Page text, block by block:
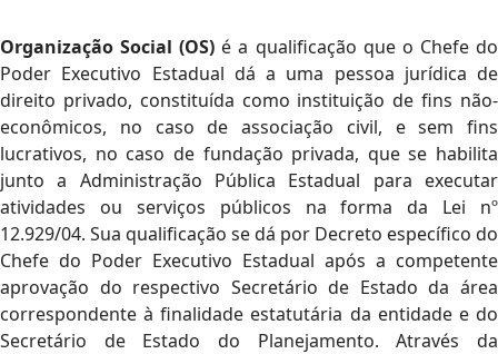
Organização Social (OS) é a qualificação que o Chefe do
Poder Executivo Estadual dá a uma pessoa jurídica de
direito privado, constituída como instituição de fins não-
econômicos, no caso de associação civil, e sem fins
lucrativos, no caso de fundação privada, que se habilita
junto a Administração Pública Estadual para executar
atividades ou serviços públicos na forma da Lei nº
12.929/04. Sua qualificação se dá por Decreto específico do
Chefe do Poder Executivo Estadual após a competente
aprovação do respectivo Secretário de Estado da área
correspondente à finalidade estatutária da entidade e do
Secretário de Estado do Planejamento. Através da